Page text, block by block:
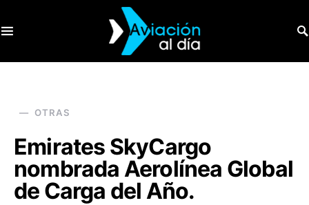
OTRAS
Emirates SkyCargo
nombrada Aerolínea Global
de Carga del Año.